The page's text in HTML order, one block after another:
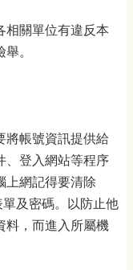
相關單位有違反本
。
將帳號資訊提供給
、登入網站等程序
上網記得要清除
單及密碼。以防止他
料，而進入所屬機